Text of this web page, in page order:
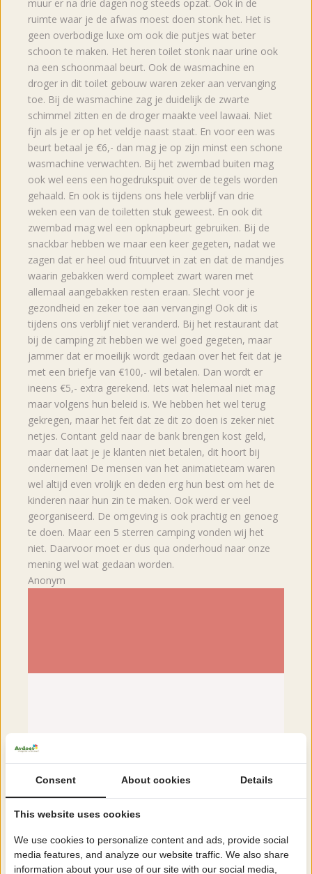
muur er na drie dagen nog steeds opzat. Ook in de
ruimte waar je de afwas moest doen stonk het. Het is
geen overbodige luxe om ook die putjes wat beter
schoon te maken. Het heren toilet stonk naar urine ook
na een schoonmaal beurt. Ook de wasmachine en
droger in dit toilet gebouw waren zeker aan vervanging
toe. Bij de wasmachine zag je duidelijk de zwarte
schimmel zitten en de droger maakte veel lawaai. Niet
fijn als je er op het veldje naast staat. En voor een was
beurt betaal je €6,- dan mag je op zijn minst een schone
wasmachine verwachten. Bij het zwembad buiten mag
ook wel eens een hogedrukspuit over de tegels worden
gehaald. En ook is tijdens ons hele verblijf van drie
weken een van de toiletten stuk geweest. En ook dit
zwembad mag wel een opknapbeurt gebruiken. Bij de
snackbar hebben we maar een keer gegeten, nadat we
zagen dat er heel oud frituurvet in zat en dat de mandjes
waarin gebakken werd compleet zwart waren met
allemaal aangebakken resten eraan. Slecht voor je
gezondheid en zeker toe aan vervanging! Ook dit is
tijdens ons verblijf niet veranderd. Bij het restaurant dat
bij de camping zit hebben we wel goed gegeten, maar
jammer dat er moeilijk wordt gedaan over het feit dat je
met een briefje van €100,- wil betalen. Dan wordt er
ineens €5,- extra gerekend. Iets wat helemaal niet mag
maar volgens hun beleid is. We hebben het wel terug
gekregen, maar het feit dat ze dit zo doen is zeker niet
netjes. Contant geld naar de bank brengen kost geld,
maar dat laat je je klanten niet betalen, dit hoort bij
ondernemen! De mensen van het animatieteam waren
wel altijd even vrolijk en deden erg hun best om het de
kinderen naar hun zin te maken. Ook werd er veel
georganiseerd. De omgeving is ook prachtig en genoeg
te doen. Maar een 5 sterren camping vonden wij het
niet. Daarvoor moet er dus qua onderhoud naar onze
mening wel wat gedaan worden.
Anonym
03.08.2026
9
Consent About cookies Details
This website uses cookies
We use cookies to personalize content and ads, provide social
media features, and analyze our website traffic. We also share
information about your use of our site with our social media,